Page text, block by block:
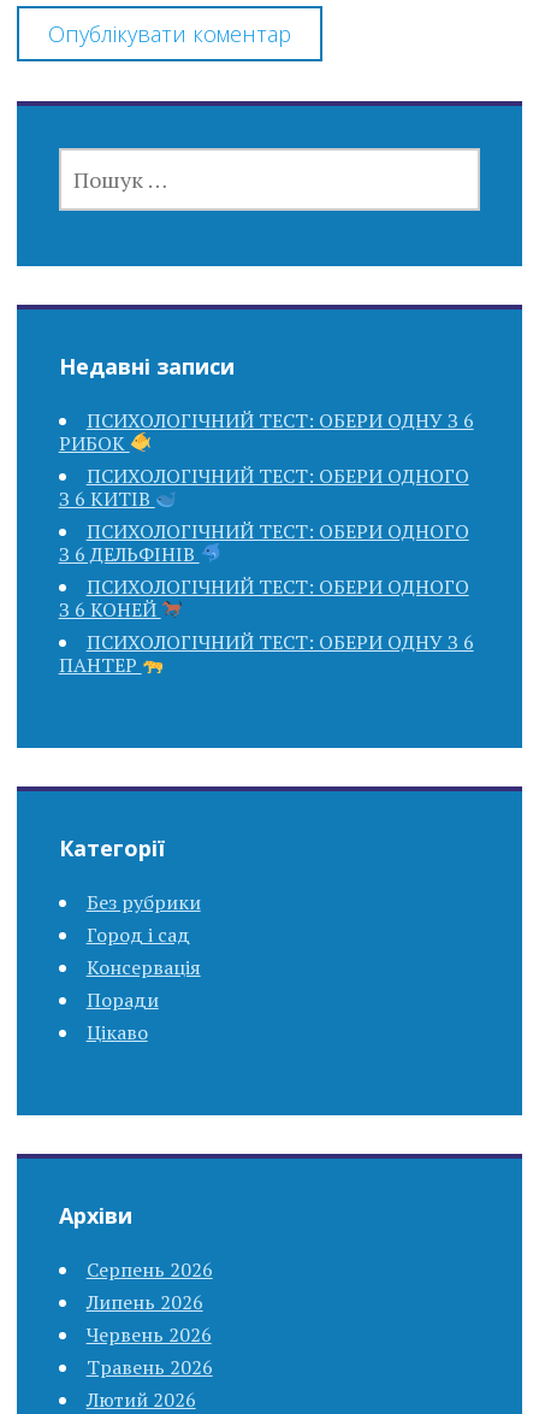
Недавні записи
ПСИХОЛОГІЧНИЙ ТЕСТ: ОБЕРИ ОДНУ З 6
РИБОК
ПСИХОЛОГІЧНИЙ ТЕСТ: ОБЕРИ ОДНОГО
З 6 КИТІВ
ПСИХОЛОГІЧНИЙ ТЕСТ: ОБЕРИ ОДНОГО
З 6 ДЕЛЬФІНІВ
ПСИХОЛОГІЧНИЙ ТЕСТ: ОБЕРИ ОДНОГО
З 6 КОНЕЙ
ПСИХОЛОГІЧНИЙ ТЕСТ: ОБЕРИ ОДНУ З 6
ПАНТЕР
Категорії
Без рубрики
Город і сад
Консервація
Поради
Цікаво
Архіви
Серпень 2026
Липень 2026
Червень 2026
Травень 2026
Лютий 2026